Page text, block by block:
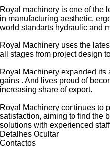
Royal machinery is one of the
in manufacturing aesthetic,
world standarts hydraulic and
Royal Machinery uses the
all stages from project design
Royal Machinery expanded its
gains . And lives proud of
increasing share of export.
Royal Machinery continues to
satisfaction, aiming to find the
solutions with experienced
Detalhes Ocultar
Contactos